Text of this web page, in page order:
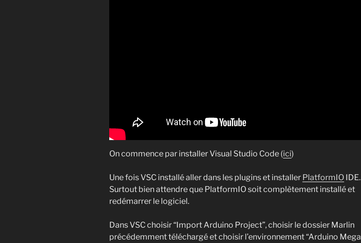
On commence par installer Visual Studio Code (ici)
Une fois VSC installé aller dans les plugins et installer PlatformIO IDE.
Surtout bien attendre que PlatformIO soit complètement installé et
redémarrer le logiciel.
Dans VSC choisir “Import Arduino Project”, choisir le dossier Marlin
précédemment téléchargé et choisir l’environnement “Arduino Mega